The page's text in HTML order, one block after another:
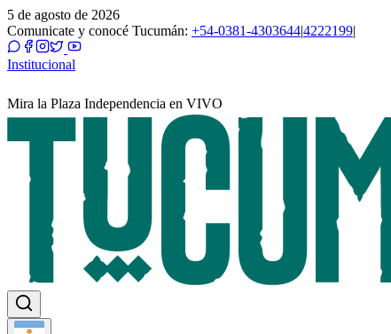
5 de agosto de 2026
Comunicate y conocé Tucumán: +54-0381-4303644|4222199|
Institucional
Mira la Plaza Independencia en VIVO